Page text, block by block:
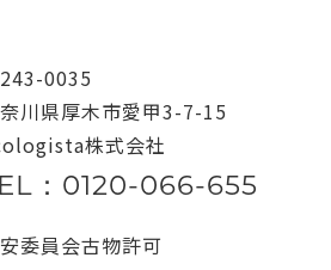
0035
川県厚木市愛甲3-7-15
株式会社
：0120-066-655
委員会古物許可